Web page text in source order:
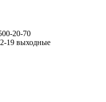
20-70
19 выходные